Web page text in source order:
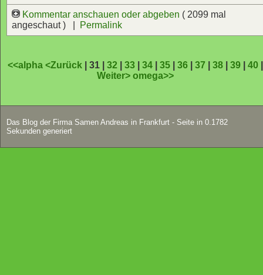
Kommentar anschauen oder abgeben ( 2099 mal
angeschaut ) |
Permalink
<<alpha<Zurück | 31 |32 |33 |34 |35 |36 |37 |38 |39 |40
Weiter>omega>>
Das Blog der Firma Samen Andreas in Frankfurt - Seite in 0.1782
Sekunden generiert